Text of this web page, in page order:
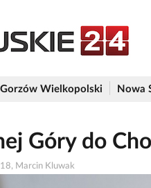
Gorzów Wielkopolski Nowa
Góry do
Marcin Kluwak